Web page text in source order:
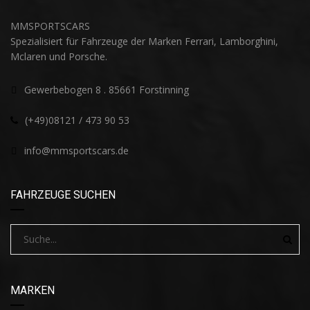
MMSPORTSCARS
Spezialisiert für Fahrzeuge der Marken Ferrari, Lamborghini,
Mclaren und Porsche.
Gewerbebogen 8 . 85661 Forstinning
(+49)08121 / 473 90 53
info@mmsportscars.de
FAHRZEUGE SUCHEN
MARKEN